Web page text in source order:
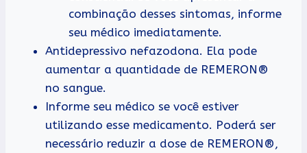
combinação desses sintomas, informe
seu médico imediatamente.
Antidepressivo nefazodona. Ela pode
aumentar a quantidade de REMERON®
no sangue.
Informe seu médico se você estiver
utilizando esse medicamento. Poderá ser
necessário reduzir a dose de REMERON®,